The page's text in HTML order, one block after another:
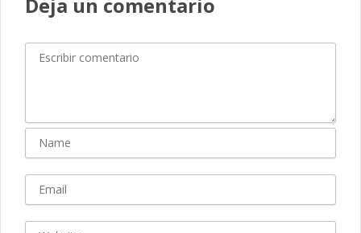
Deja un comentario